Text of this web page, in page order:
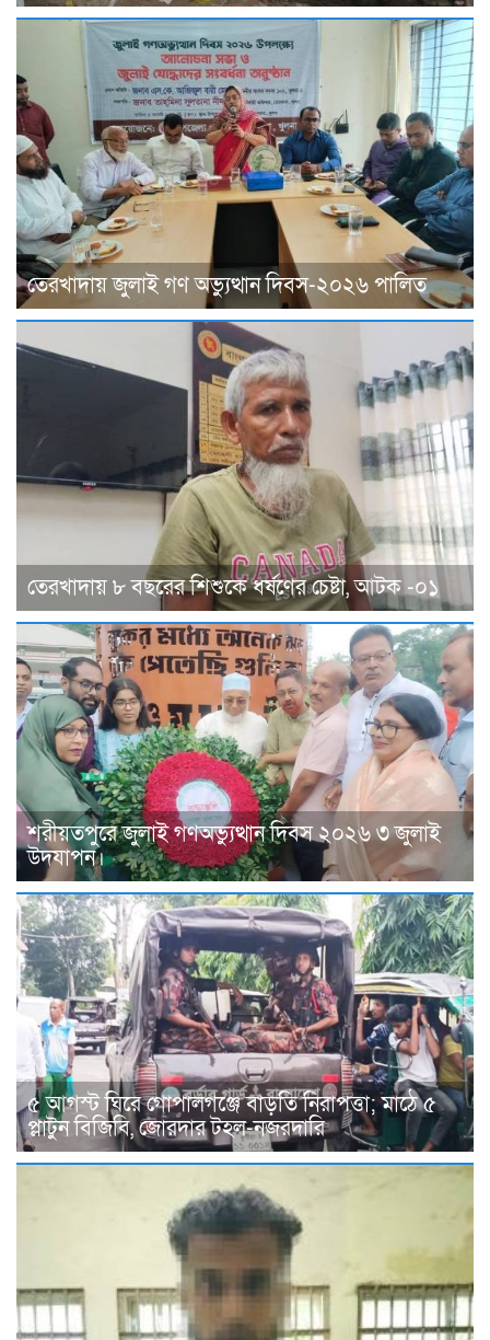
তেরখাদায় জুলাই গণ অভ্যুত্থান দিবস-২০২৬ পালিত
তেরখাদায় ৮ বছরের শিশুকে ধর্ষণের চেষ্টা, আটক -০১
শরীয়তপুরে জুলাই গণঅভ্যুত্থান দিবস ২০২৬ ৩ জুলাই
উদযাপন।
৫ আগস্ট ঘিরে গোপালগঞ্জে বাড়তি নিরাপত্তা; মাঠে ৫
প্লাটুন বিজিবি, জোরদার টহল-নজরদারি